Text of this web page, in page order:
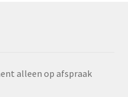
alleen op afspraak